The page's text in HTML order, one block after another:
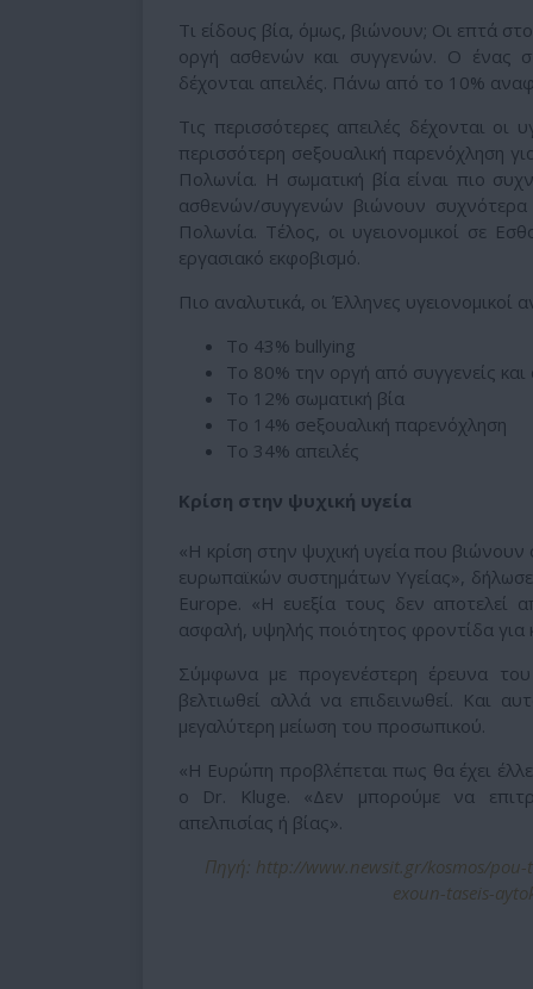
Τι είδους βία, όμως, βιώνουν; Οι επτά
οργή ασθενών και συγγενών. Ο ένας
δέχονται απειλές. Πάνω από το 10%
Τις περισσότερες απειλές δέχονται οι
περισσότερη σeξουαλική παρενόχληση
Πολωνία. Η σωματική βία είναι πιο
ασθενών/συγγενών βιώνουν συχνότερα
Πολωνία. Τέλος, οι υγειονομικοί σε
εργασιακό εκφοβισμό.
Πιο αναλυτικά, οι Έλληνες υγειονομικοί
Το 43% bullying
Το 80% την οργή από συγγενείς και
Το 12% σωματική βία
Το 14% σeξουαλική παρενόχληση
Το 34% απειλές
Κρίση στην ψυχική υγεία
«Η κρίση στην ψυχική υγεία που βιώνουν
ευρωπαϊκών συστημάτων Υγείας»,
Europe. «Η ευεξία τους δεν αποτελεί
ασφαλή, υψηλής ποιότητος φροντίδα για
Σύμφωνα με προγενέστερη έρευνα
βελτιωθεί αλλά να επιδεινωθεί. Και
μεγαλύτερη μείωση του προσωπικού.
«Η Ευρώπη προβλέπεται πως θα έχει
ο Dr. Kluge. «Δεν μπορούμε να
απελπισίας ή βίας».
Πηγή: http://www.newsit.gr/kosmos/
exoun-taseis-